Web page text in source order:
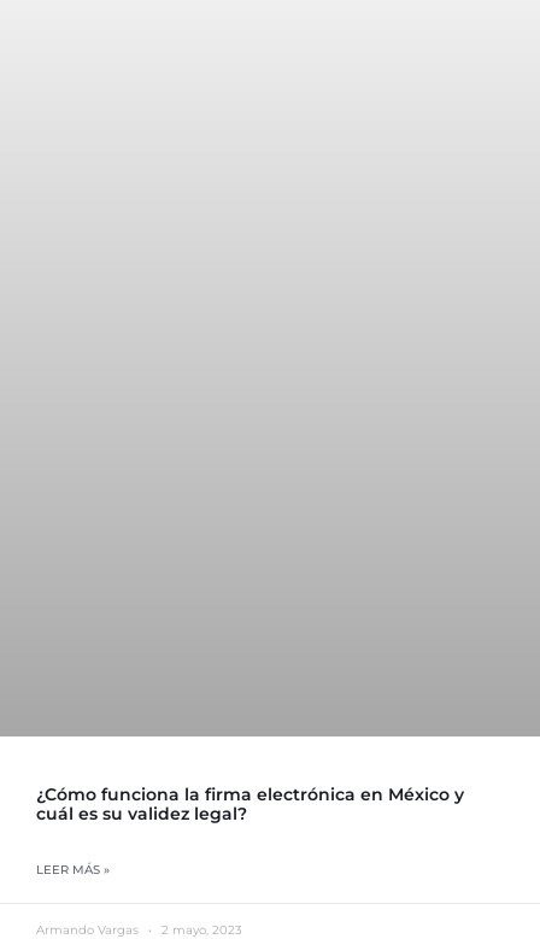
¿Cómo funciona la firma electrónica en México y
cuál es su validez legal?
LEER MÁS »
Armando Vargas 2 mayo, 2023